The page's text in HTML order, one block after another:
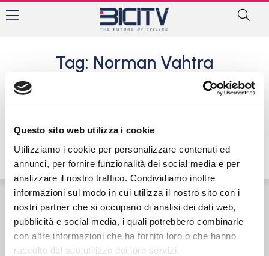
Questo sito web utilizza i cookie
Utilizziamo i cookie per personalizzare contenuti ed
annunci, per fornire funzionalità dei social media e per
analizzare il nostro traffico. Condividiamo inoltre
informazioni sul modo in cui utilizza il nostro sito con i
nostri partner che si occupano di analisi dei dati web,
pubblicità e social media, i quali potrebbero combinarle
con altre informazioni che ha fornito loro o che hanno
raccolto dal suo utilizzo dei loro servizi.
Tag: Norman Vahtra
Giro di Romania: sprint
d’argento per Jonathan Milan
13 Settembre 2019